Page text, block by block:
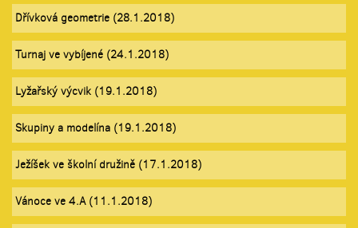
Dřívková geometrie (28.1.2018)
Turnaj ve vybíjené (24.1.2018)
Lyžařský výcvik (19.1.2018)
Skupiny a modelína (19.1.2018)
Ježíšek ve školní družině (17.1.2018)
Vánoce ve 4.A (11.1.2018)